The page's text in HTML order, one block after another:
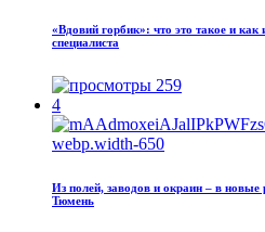
«Вдовий горбик»: что это такое и
специалиста
259
4
Из полей, заводов и окраин – в
Тюмень